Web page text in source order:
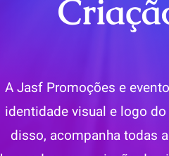
A Jasf Promoções e
identidade visual e logo
disso, acompanha todas